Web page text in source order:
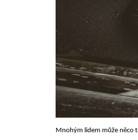
Mnohým lidem může něco